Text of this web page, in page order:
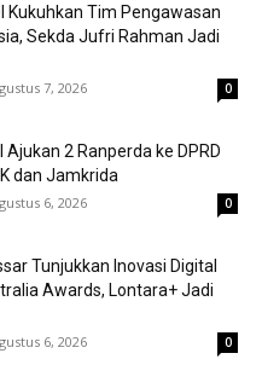
Kukuhkan Tim Pengawasan
Sekda Jufri Rahman Jadi
7, 2026 0
Ajukan 2 Ranperda ke DPRD
dan Jamkrida
6, 2026 0
Tunjukkan Inovasi Digital
Awards, Lontara+ Jadi
6, 2026 0